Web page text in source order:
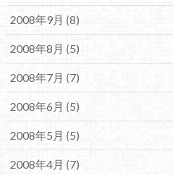
2008年9月 (8)
2008年8月 (5)
2008年7月 (7)
2008年6月 (5)
2008年5月 (5)
2008年4月 (7)